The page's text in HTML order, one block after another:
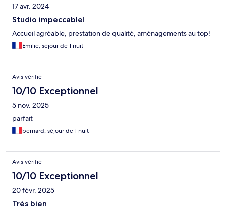
17 avr. 2024
Studio impeccable!
Accueil agréable, prestation de qualité, aménagements au top!
Emilie, séjour de 1 nuit
Avis vérifié
10/10 Exceptionnel
5 nov. 2025
parfait
bernard, séjour de 1 nuit
Avis vérifié
10/10 Exceptionnel
20 févr. 2025
Très bien